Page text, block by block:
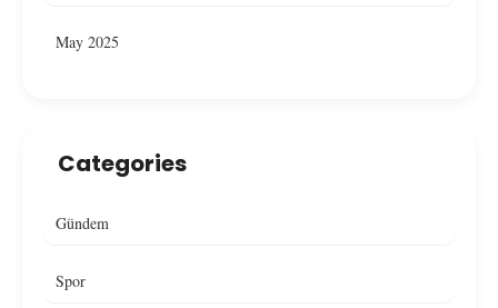
May 2025
Categories
Gündem
Spor